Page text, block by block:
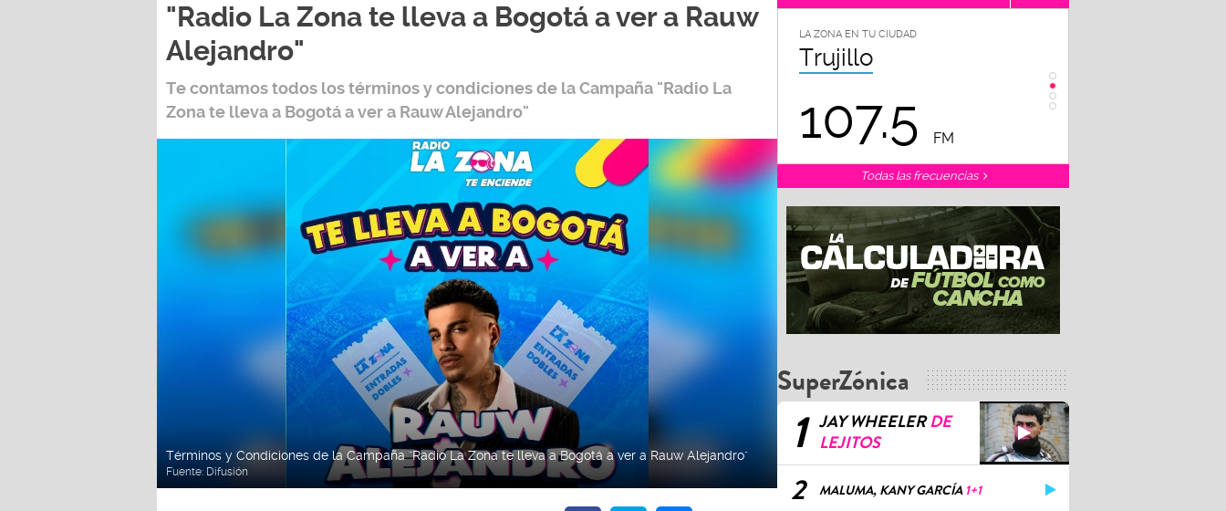
"Radio La Zona te lleva a Bogotá a ver a Rauw
Alejandro"
Te contamos todos los términos y condiciones de la Campaña "Radio La
Zona te lleva a Bogotá a ver a Rauw Alejandro"
Términos y Condiciones de la Campaña "Radio La Zona te lleva a Bogotá a ver a Rauw Alejandro"
Fuente: Difusión
95.9 FM
LA ZONA EN TU CIUDAD
Trujillo
107.5 FM 102.3
Todas las frecuencias
SuperZónica
1 JAY WHEELERDE
LEJITOS
2 MALUMA, KANY GARCÍA 1+1